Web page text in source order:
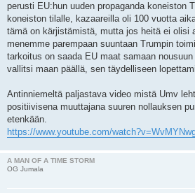
perusti EU:hun uuden propaganda koneiston
koneiston tilalle, kazaareilla oli 100 vuotta
tämä on kärjistämistä, mutta jos heitä ei olisi
menemme parempaan suuntaan Trumpin
tarkoitus on saada EU maat samaan
vallitsi maan päällä, sen täydelliseen
Antinniemeltä paljastava video mistä Umv
positiivisena muuttajana suuren nollauksen
etenkään.
https://www.youtube.com/
A MAN OF A TIME STORM
OG Jumala